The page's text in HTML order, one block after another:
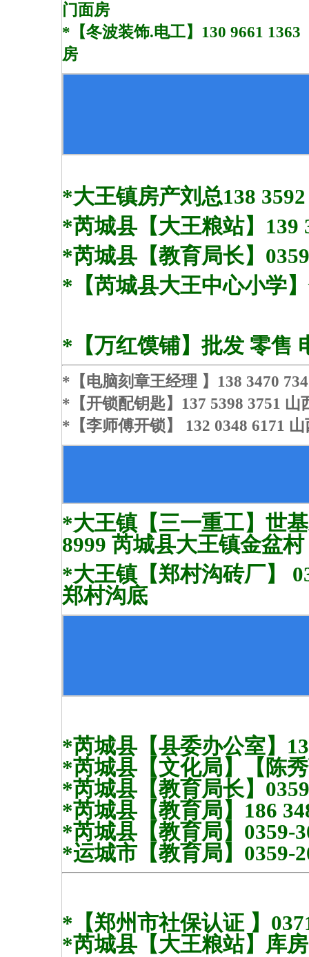
门面房
*【冬波装饰.电工】130 9661
房
*大王镇房产刘总138 3592
*芮城县【大王粮站】139
*芮城县【教育局长】
*【芮城县大王中心小学
*【万红馍铺】批发 零售
*【电脑刻章王经理 】138 3470
*【开锁配钥匙】137 5398 3751
*【李师傅开锁】 132 0348 6171
*大王镇【三一重工】世
8999 芮城县大王镇金盆村
*大王镇【郑村沟砖厂】
郑村沟底
*芮城县【县委办公室】
*芮城县【文化局】【陈
*芮城县【教育局长】
*芮城县【教育局】186
*芮城县【教育局】0359-
*运城市【教育局】0359-
*【郑州市社保认证 】
*芮城县【大王粮站】库